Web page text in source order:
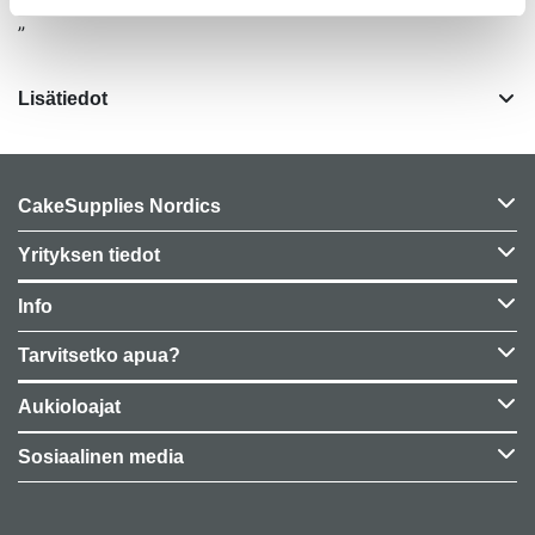
”
Lisätiedot
CakeSupplies Nordics
Yrityksen tiedot
Info
Tarvitsetko apua?
Aukioloajat
Sosiaalinen media